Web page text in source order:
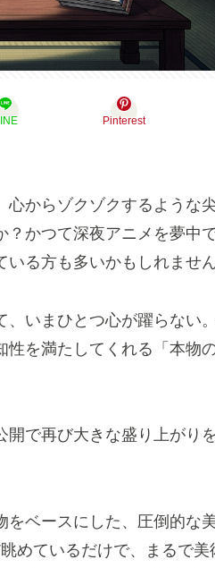
Pinterest
からゾクゾクするような
？ かつて深夜アニメを夢中
る方も多いかもしれません
いまひとつ心が躍らない
を満たしてくれる「本物の
で再び大きな盛り上がり
ベースにした、圧倒的な
めているだけで、まるで美